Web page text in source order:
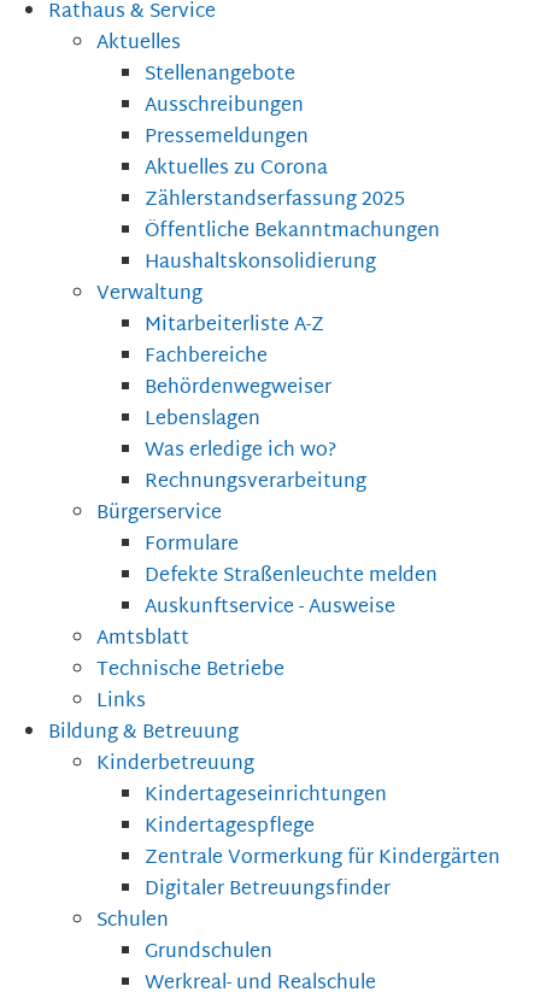
Rathaus & Service
Aktuelles
Stellenangebote
Ausschreibungen
Pressemeldungen
Aktuelles zu Corona
Zählerstandserfassung 2025
Öffentliche Bekanntmachungen
Haushaltskonsolidierung
Verwaltung
Mitarbeiterliste A-Z
Fachbereiche
Behördenwegweiser
Lebenslagen
Was erledige ich wo?
Rechnungsverarbeitung
Bürgerservice
Formulare
Defekte Straßenleuchte melden
Auskunftservice - Ausweise
Amtsblatt
Technische Betriebe
Links
Bildung & Betreuung
Kinderbetreuung
Kindertageseinrichtungen
Kindertagespflege
Zentrale Vormerkung für Kindergärten
Digitaler Betreuungsfinder
Schulen
Grundschulen
Werkreal- und Realschule